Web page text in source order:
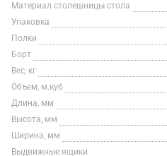
Материал столешницы стола
Упаковка
Полки
Борт
Вес, кг
Объем, м.куб
Длина, мм
Высота, мм
Ширина, мм
Выдвижные ящики